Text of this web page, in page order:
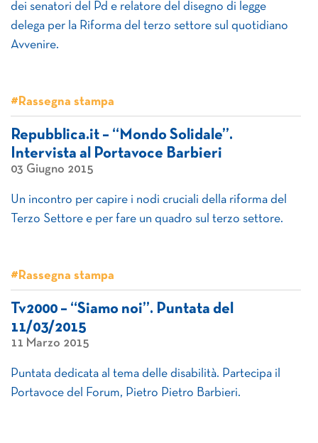
dei senatori del Pd e relatore del disegno di legge
delega per la Riforma del terzo settore sul quotidiano
Avvenire.
#Rassegna stampa
Repubblica.it – “Mondo Solidale”.
Intervista al Portavoce Barbieri
03 Giugno 2015
Un incontro per capire i nodi cruciali della riforma del
Terzo Settore e per fare un quadro sul terzo settore.
#Rassegna stampa
Tv2000 – “Siamo noi”. Puntata del
11/03/2015
11 Marzo 2015
Puntata dedicata al tema delle disabilità. Partecipa il
Portavoce del Forum, Pietro Pietro Barbieri.